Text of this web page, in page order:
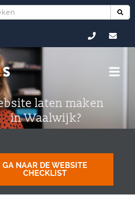
laten maken
in Waalwijk?
GA NAAR DE WEBSITE
CHECKLIST